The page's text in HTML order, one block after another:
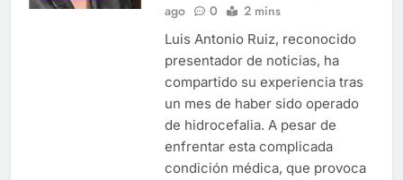
ago
0 2 mins
Luis Antonio Ruiz, reconocido
presentador de noticias, ha
compartido su experiencia tras
un mes de haber sido operado
de hidrocefalia. A pesar de
enfrentar esta complicada
condición médica, que provoca